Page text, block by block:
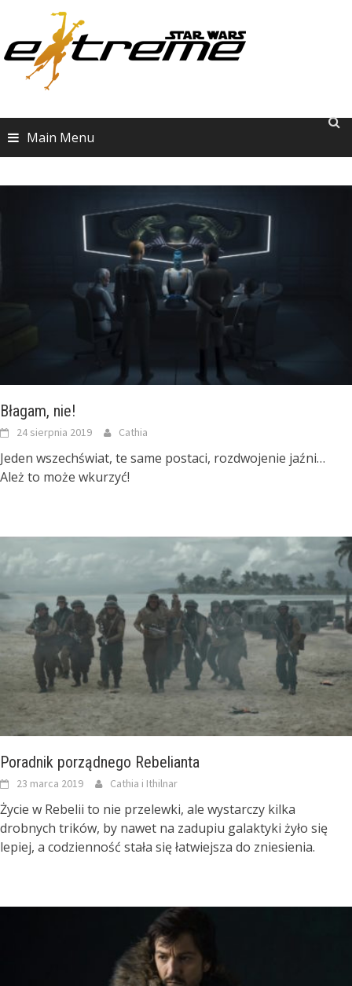
content
Main Menu
Błagam, nie!
24 sierpnia 2019 Cathia
Jeden wszechświat, te same postaci, rozdwojenie jaźni…
Ależ to może wkurzyć!
Poradnik porządnego Rebelianta
23 marca 2019 Cathia i Ithilnar
Życie w Rebelii to nie przelewki, ale wystarczy kilka
drobnych trików, by nawet na zadupiu galaktyki żyło się
lepiej, a codzienność stała się łatwiejsza do zniesienia.